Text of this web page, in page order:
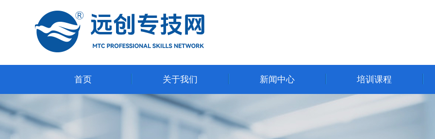
首页 关于我们 新闻中心 培训课程